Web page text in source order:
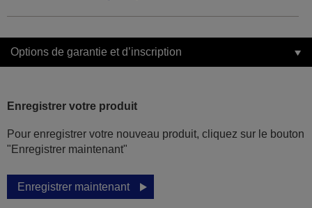
Options de garantie et d’inscription
Enregistrer votre produit
Pour enregistrer votre nouveau produit, cliquez sur le bouton
"Enregistrer maintenant"
Enregistrer maintenant